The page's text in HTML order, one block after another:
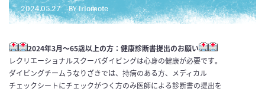
2024.05.27 BY iriomote
2024年3月～65歳以上の方：健康診断書提出のお願い
レクリエーショナルスクーバダイビングは心身の健康が必要です。
ダイビングチームうなりざきでは、持病のある方、メディカル
チェックシートにチェックがつく方のみ医師による診断書の提出を